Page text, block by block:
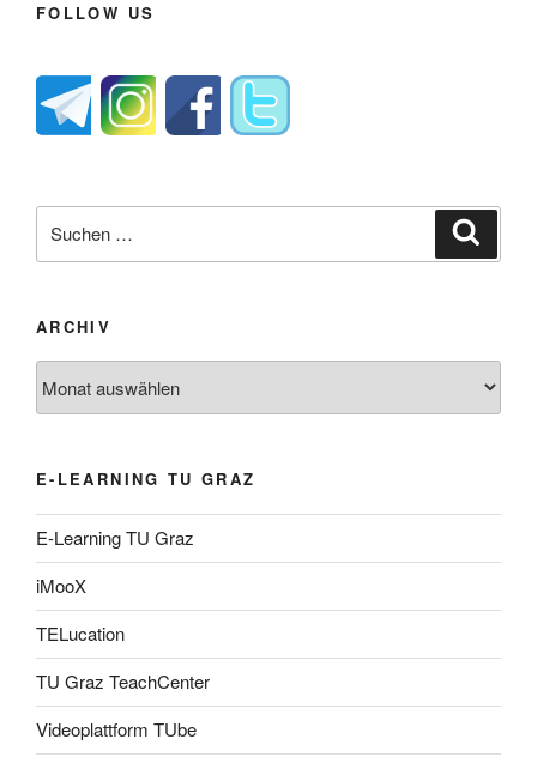
FOLLOW US
nach:
ARCHIV
E-LEARNING TU GRAZ
E-Learning TU Graz
iMooX
TELucation
TU Graz TeachCenter
Videoplattform TUbe